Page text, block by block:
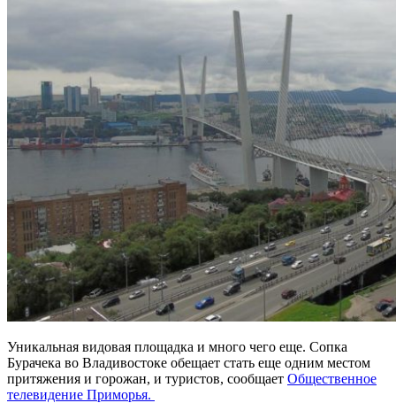
Уникальная видовая площадка и много чего еще. Сопка
Бурачека во Владивостоке обещает стать еще одним местом
притяжения и горожан, и туристов, сообщает Общественное
телевидение Приморья.